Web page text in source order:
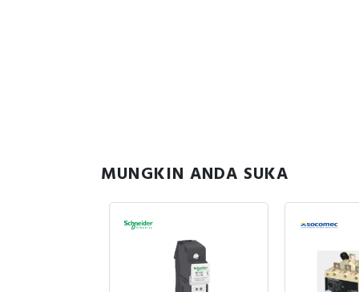
MUNGKIN ANDA SUKA